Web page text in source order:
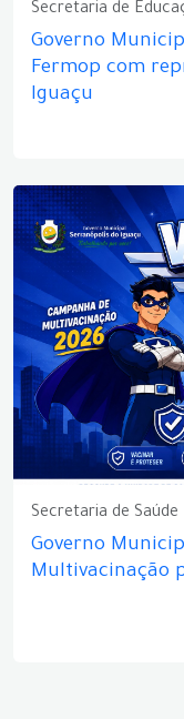
Secretaria de
Governo
Fermop com
Iguaçu
Secretaria de Saúde
Governo
Multivacinação